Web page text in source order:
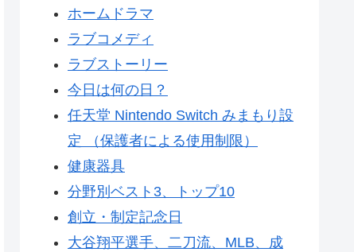
ホームドラマ
ラブコメディ
ラブストーリー
今日は何の日？
任天堂 Nintendo Switch みまもり設
定 （保護者による使用制限）
健康器具
分野別ベスト3、トップ10
創立・制定記念日
大谷翔平選手、二刀流、MLB、成